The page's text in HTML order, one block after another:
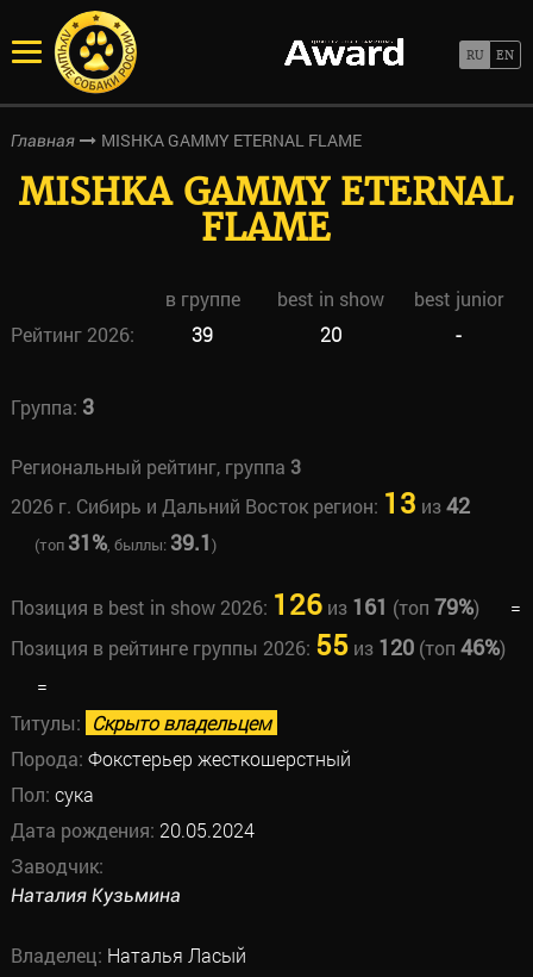
Главная MISHKA GAMMY ETERNAL FLAME
MISHKA GAMMY ETERNAL
FLAME
в группе best in show
best junior
Рейтинг 2026:
39 20 -
Группа: 3
Региональный рейтинг, группа 3
2026 г. Сибирь и Дальний Восток регион: 13 из42
(топ 31%, быллы: 39.1)
Позиция в best in show 2026: 126из 161 (топ 79%)
=
Позиция в рейтинге группы 2026: 55из 120(топ 46%)
=
Титулы: Скрыто владельцем
Порода: Фокстерьер жесткошерстный
Пол: сука
Дата рождения: 20.05.2024
Заводчик:
Наталия Кузьмина
Владелец: Наталья Ласый